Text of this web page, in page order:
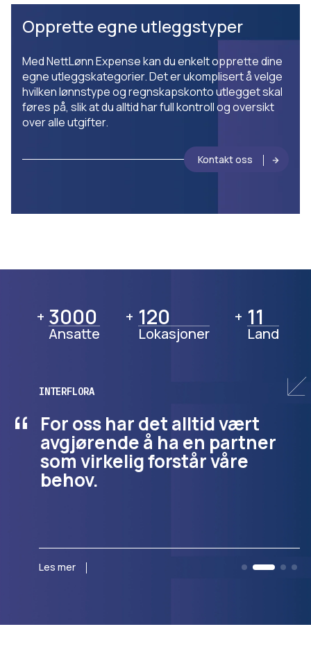
Opprette egne utleggstyper
Med NettLønn Expense kan du enkelt opprette dine
egne utleggskategorier. Det er ukomplisert å velge
hvilken lønnstype og regnskapskonto utlegget skal
føres på, slik at du alltid har full kontroll og oversikt
over alle utgifter.
Kontakt oss
+ 3000
3000
Ansatte
+ 120
120
Lokasjoner
+ 11
11
Land
“
INTERFLORA
For oss har det alltid vært
avgjørende å ha en partner
som virkelig forstår våre
behov.
Les mer